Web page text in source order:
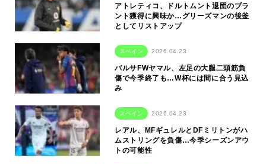
アトレティコ、ドルトムント退団のブラ
ント獲得に興味か…グリーズマンの後釜
としてリストアップ
スペイン 2026.04.23
バルサFWヤマル、左足の大腿二頭筋負
傷で今季終了も…W杯には間に合う見込
み
スペイン 2026.04.23
レアル、MFギュレルとDFミリトンがハ
ムストリングを負傷…今季シーズンアウ
トの可能性